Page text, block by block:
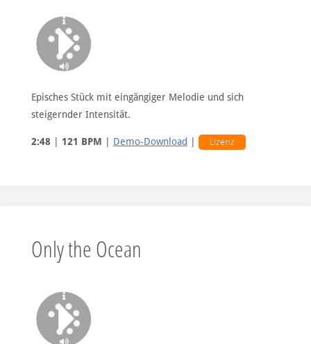
Episches Stück mit eingängiger Melodie und sich
steigernder Intensität.
2:48| 121 BPM Demo-Download Lizenz
Only the Ocean